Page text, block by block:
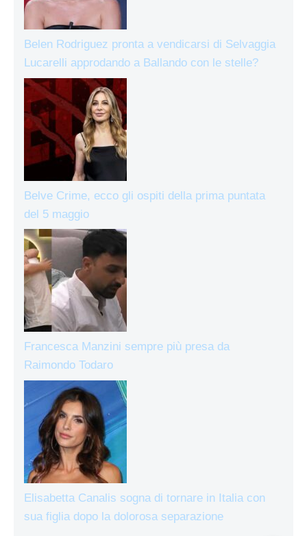
Belen Rodriguez pronta a vendicarsi di Selvaggia
Lucarelli approdando a Ballando con le stelle?
Belve Crime, ecco gli ospiti della prima puntata
del 5 maggio
Francesca Manzini sempre più presa da
Raimondo Todaro
Elisabetta Canalis sogna di tornare in Italia con
sua figlia dopo la dolorosa separazione